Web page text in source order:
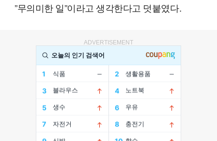
”무의미한 일”이라고 생각한다고 덧붙였다.
ADVERTISEMENT